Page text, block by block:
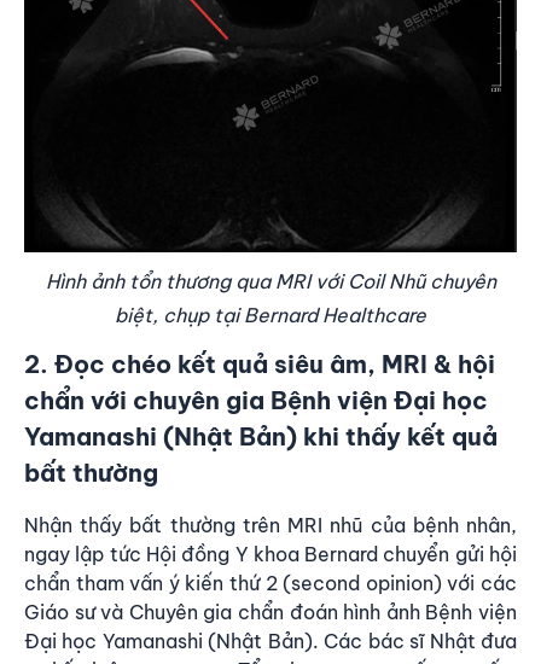
Hình ảnh tổn thương qua MRI với Coil Nhũ chuyên
biệt, chụp tại Bernard Healthcare
2. Đọc chéo kết quả siêu âm, MRI & hội
chẩn với chuyên gia Bệnh viện Đại học
Yamanashi (Nhật Bản) khi thấy kết quả
bất thường
Nhận thấy bất thường trên MRI nhũ của bệnh nhân,
ngay lập tức Hội đồng Y khoa Bernard chuyển gửi hội
chẩn tham vấn ý kiến thứ 2 (second opinion) với các
Giáo sư và Chuyên gia chẩn đoán hình ảnh Bệnh viện
Đại học Yamanashi (Nhật Bản). Các bác sĩ Nhật đưa